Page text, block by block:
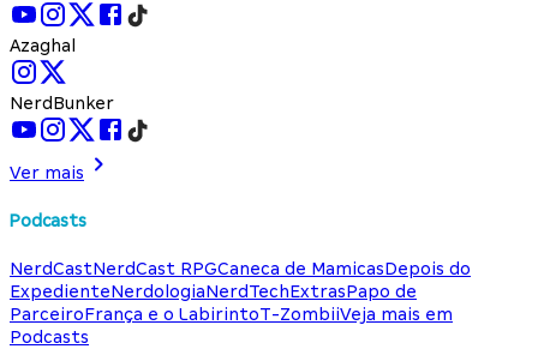
Azaghal
NerdBunker
Ver mais
Podcasts
NerdCastNerdCast RPGCaneca de MamicasDepois do
ExpedienteNerdologiaNerdTechExtrasPapo de
ParceiroFrança e o LabirintoT-ZombiiVeja mais em
Podcasts